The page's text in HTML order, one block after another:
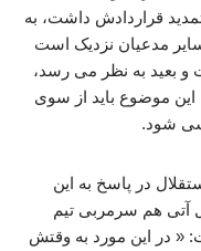
قراردادش داشت، به
مدعیان نزدیک است
و بعید به نظر می رسد،
این موضوع باید از سوی
شود.
در پاسخ به این
آتی هم سرمربی تیم
« در این مورد به وقتش